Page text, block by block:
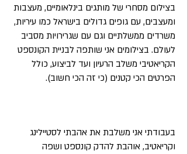
בצילום מסחרי של מותגים בינלאומיים, מעצבות
ומעצבים, עם גופים גדולים בישראל כמו עיריות,
משרדים ממשלתיים וגם עם שגרירויות מסביב
לעולם. בצילומים אני שותפה לבניית הקונספט
הקריאטיבי משלב הרעיון ועד לביצוע, כולל
הפרטים הכי קטנים (כי זה הכי חשוב).
בעבודתי אני משלבת את אהבתי לסטיילינג
וקריאטיב, אוהבת להדק קונספט ושפה